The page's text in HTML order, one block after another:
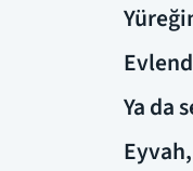
Ya da